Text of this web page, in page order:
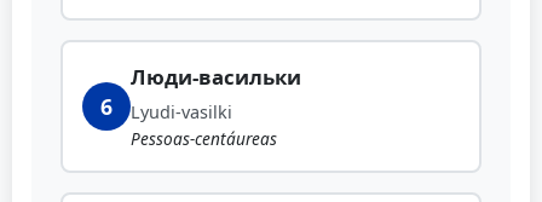
6
Люди-васильки
Lyudi-vasilki
Pessoas-centáureas